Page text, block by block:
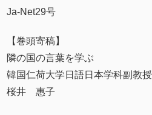
Ja-Net29号
【巻頭寄稿】
隣の国の言葉を学ぶ
韓国仁荷大学日語日本学科副教授
桜井 惠子